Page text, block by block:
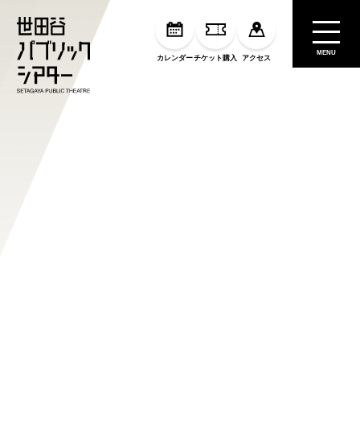
カレンダーチケット購入 アクセス
MENU